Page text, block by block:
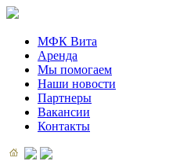
МФК Вита
Аренда
Мы помогаем
Наши новости
Партнеры
Вакансии
Контакты